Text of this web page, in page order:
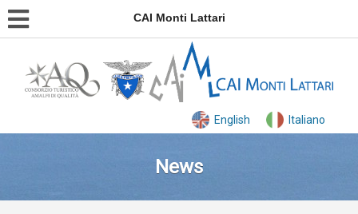
CAI Monti Lattari
English Italiano
News